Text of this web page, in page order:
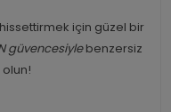
için güzel bir
güvencesiylebenzersiz